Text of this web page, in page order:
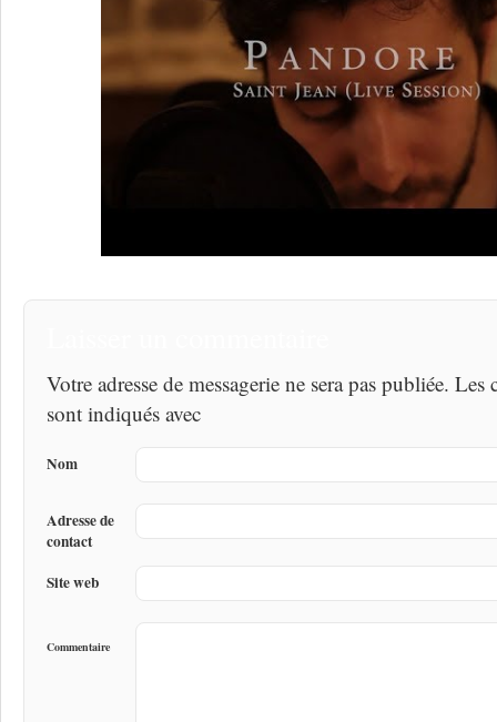
Votre adresse de messagerie ne sera pas publiée.
sont indiqués avec
Nom
Adresse de
contact
Site web
Commentaire